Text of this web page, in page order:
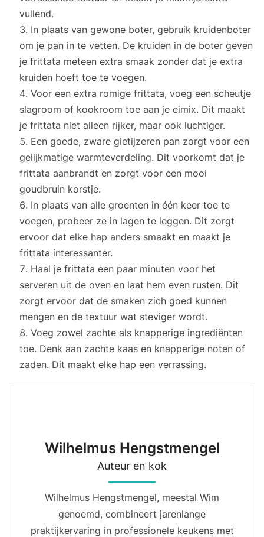
vullend.
In plaats van gewone boter, gebruik kruidenboter
om je pan in te vetten. De kruiden in de boter geven
je frittata meteen extra smaak zonder dat je extra
kruiden hoeft toe te voegen.
Voor een extra romige frittata, voeg een scheutje
slagroom of kookroom toe aan je eimix. Dit maakt
je frittata niet alleen rijker, maar ook luchtiger.
Een goede, zware gietijzeren pan zorgt voor een
gelijkmatige warmteverdeling. Dit voorkomt dat je
frittata aanbrandt en zorgt voor een mooi
goudbruin korstje.
In plaats van alle groenten in één keer toe te
voegen, probeer ze in lagen te leggen. Dit zorgt
ervoor dat elke hap anders smaakt en maakt je
frittata interessanter.
Haal je frittata een paar minuten voor het
serveren uit de oven en laat hem even rusten. Dit
zorgt ervoor dat de smaken zich goed kunnen
mengen en de textuur wat steviger wordt.
Voeg zowel zachte als knapperige ingrediënten
toe. Denk aan zachte kaas en knapperige noten of
zaden. Dit maakt elke hap een verrassing.
Wilhelmus Hengstmengel
Auteur en kok
Wilhelmus Hengstmengel, meestal Wim
genoemd, combineert jarenlange
praktijkervaring in professionele keukens met